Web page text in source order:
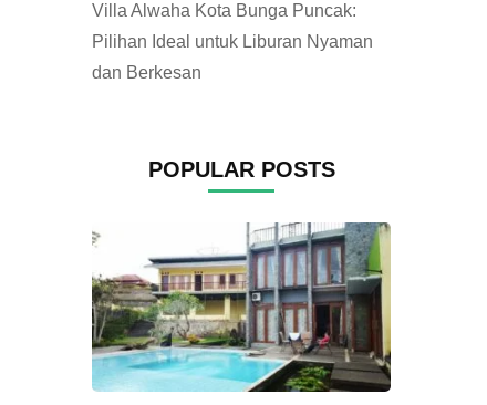
Villa Alwaha Kota Bunga Puncak:
Pilihan Ideal untuk Liburan Nyaman
dan Berkesan
POPULAR POSTS